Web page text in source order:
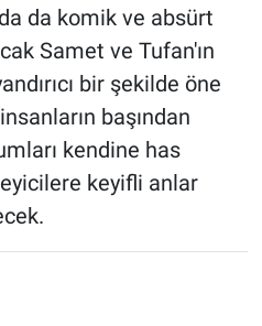
da komik ve absürt
Samet ve Tufan'ın
bir şekilde öne
başından
kendine has
keyifli anlar